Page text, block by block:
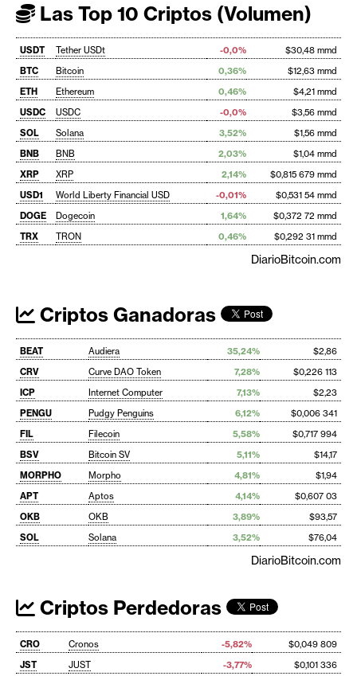
Las Top 10 Criptos (Volumen)
USDT Tether USDt -0,0%
$30,48 mmd
BTC
Bitcoin 0,36%
$12,63 mmd
ETH
Ethereum 0,46%
$4,21 mmd
USDC
USDC -0,0%
$3,56 mmd
SOL
Solana 3,52%
$1,56 mmd
BNB
BNB 2,03%
$1,04 mmd
XRP
XRP 2,14%
$0,815 679 mmd
USD1
World Liberty Financial USD -0,01%
$0,531 54 mmd
DOGE
Dogecoin 1,64%
$0,372 72 mmd
TRX
TRON 0,46% $0,292 31 mmd
DiarioBitcoin.com
Criptos Ganadoras
BEAT Audiera 35,24%
$2,86
CRV
Curve DAO Token 7,28%
$0,226 113
ICP
Internet Computer 7,13%
$2,23
PENGU
Pudgy Penguins 6,12%
$0,006 341
FIL
Filecoin 5,58%
$0,717 994
BSV
Bitcoin SV 5,11%
$14,17
MORPHO
Morpho 4,81%
$1,94
APT
Aptos 4,14%
$0,607 03
OKB
OKB 3,89%
$93,57
SOL
Solana 3,52% $76,04
DiarioBitcoin.com
Criptos Perdedoras
CRO Cronos -5,82%
$0,049 809
JST
JUST -3,77% $0,101 336